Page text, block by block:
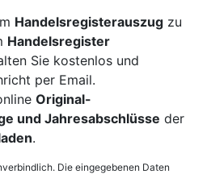
Handelsregisterauszug zu
Handelsregister
Sie kostenlos und
per Email.
Original-
und Jahresabschlüsse der
.
Die eingegebenen Daten